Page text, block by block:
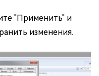
"Применить" и
изменения.